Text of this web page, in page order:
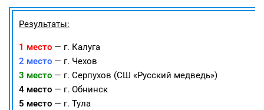
Результаты:
1 место — г. Калуга
2 место — г. Чехов
3 место — г. Серпухов (СШ «Русский медведь»)
4 место — г. Обнинск
5 место — г. Тула